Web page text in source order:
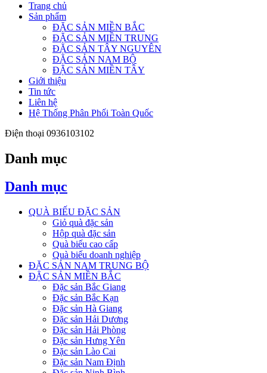
Trang chủ
Sản phẩm
ĐẶC SẢN MIỀN BẮC
ĐẶC SẢN MIỀN TRUNG
ĐẶC SẢN TÂY NGUYÊN
ĐẶC SẢN NAM BỘ
ĐẶC SẢN MIỀN TÂY
Giới thiệu
Tin tức
Liên hệ
Hệ Thống Phân Phối Toàn Quốc
Điện thoại 0936103102
Danh mục
Danh mục
QUÀ BIẾU ĐẶC SẢN
Giỏ quà đặc sản
Hộp quà đặc sản
Quà biếu cao cấp
Quà biếu doanh nghiệp
ĐẶC SẢN NAM TRUNG BỘ
ĐẶC SẢN MIỀN BẮC
Đặc sản Bắc Giang
Đặc sản Bắc Kạn
Đặc sản Hà Giang
Đặc sản Hải Dương
Đặc sản Hải Phòng
Đặc sản Hưng Yên
Đặc sản Lào Cai
Đặc sản Nam Định